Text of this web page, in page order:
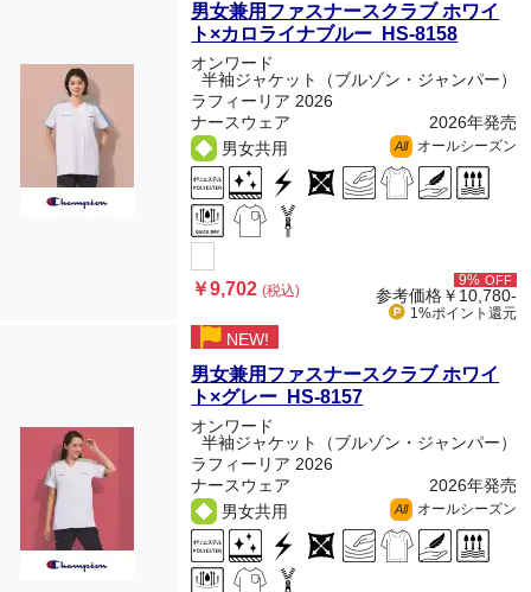
男女兼用ファスナースクラブ ホワイ
ト×カロライナブルー HS-8158
オンワード
半袖ジャケット（ブルゾン・ジャンパー）
ラフィーリア 2026
ナースウェア
2026年発売
男女共用
All オールシーズン
￥9,702(税込)
9% OFF
参考価格￥10,780-
1%ポイント 還元
NEW!
男女兼用ファスナースクラブ ホワイ
ト×グレー HS-8157
オンワード
半袖ジャケット（ブルゾン・ジャンパー）
ラフィーリア 2026
ナースウェア
2026年発売
男女共用
All オールシーズン